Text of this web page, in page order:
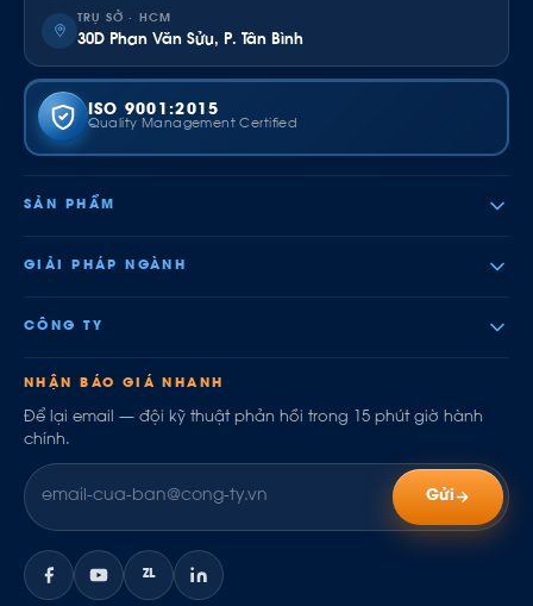
TRỤ SỞ · HCM
30D Phan Văn Sửu, P. Tân Bình
ISO 9001:2015
Quality Management Certified
SẢN PHẨM
GIẢI PHÁP NGÀNH
CÔNG TY
NHẬN BÁO GIÁ NHANH
Để lại email — đội kỹ thuật phản hồi trong 15 phút giờ hành
chính.
Gửi
ZL